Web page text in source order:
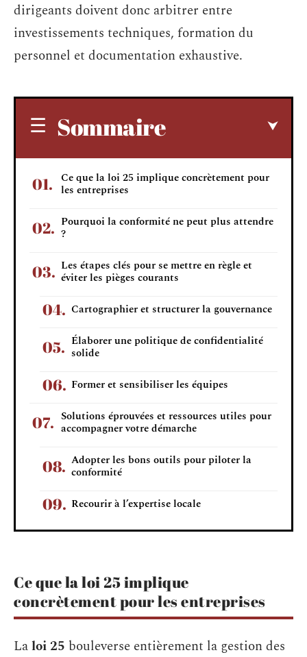
dirigeants doivent donc arbitrer entre
investissements techniques, formation du
personnel et documentation exhaustive.
Sommaire
Ce que la loi 25 implique concrètement pour
les entreprises
Pourquoi la conformité ne peut plus attendre
?
Les étapes clés pour se mettre en règle et
éviter les pièges courants
Cartographier et structurer la gouvernance
Élaborer une politique de confidentialité
solide
Former et sensibiliser les équipes
Solutions éprouvées et ressources utiles pour
accompagner votre démarche
Adopter les bons outils pour piloter la
conformité
Recourir à l’expertise locale
Ce que la loi 25 implique
concrètement pour les entreprises
Laloi 25 bouleverse entièrement la gestion des